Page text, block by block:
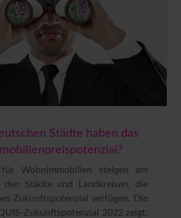
Städte haben das
Wohnimmobilien steigen am
den Städte und Landkreisen, die
Zukunftspotenzial verfügen. Die
Zukunftspotenzial 2022 zeigt: